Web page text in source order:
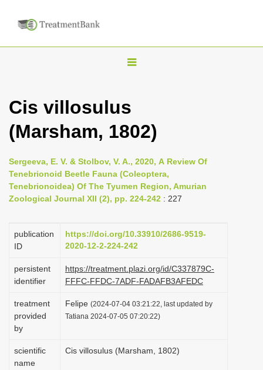
T
g
l
n
a
v
g
a
i
n
Cis villosulus
(Marsham, 1802)
Sergeeva, E. V. & Stolbov, V. A., 2020, А Review Of
Tenebrionoid Beetle Fauna (Coleoptera,
Tenebrionoidea) Of The Tyumen Region, Amurian
Zoological Journal XII (2), pp. 224-242 : 227
publication
ID
https://doi.org/10.33910/2686-9519-
2020-12-2-224-242
persistent
identifier
https://treatment.plazi.org/id/C337879C-
FFFC-FFDC-7ADF-FADAFB3AFEDC
treatment
provided
by
Felipe (2024-07-04 03:21:22, last updated by
Tatiana 2024-07-05 07:20:22)
scientific
name
Cis villosulus (Marsham, 1802)